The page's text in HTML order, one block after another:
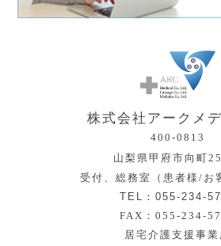
株式会社アークメ
400-0813
山梨県甲府市向町
受付、総務室（患者様/お
TEL：055-234-
FAX：055-234-
居宅介護支援事業